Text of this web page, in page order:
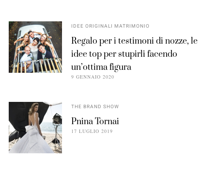
IDEE ORIGINALI MATRIMONIO
Regalo per i testimoni di nozze, le
idee top per stupirli facendo
un’ottima figura
9 GENNAIO 2020
THE BRAND SHOW
Pnina Tornai
17 LUGLIO 2019